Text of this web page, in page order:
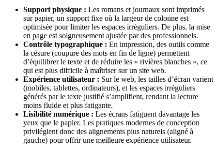
Support physique : Les romans et journaux sont imprimés
sur papier, un support fixe où la largeur de colonne est
optimisée pour limiter les espaces irréguliers. De plus, la mise
en page est soigneusement ajustée par des professionnels.
Contrôle typographique : En impression, des outils comme
la césure (coupure des mots en fin de ligne) permettent
d’équilibrer le texte et de réduire les « rivières blanches », ce
qui est plus difficile à maîtriser sur un site web.
Expérience utilisateur : Sur le web, les tailles d’écran varient
(mobiles, tablettes, ordinateurs), et les espaces irréguliers
générés par le texte justifié s’amplifient, rendant la lecture
moins fluide et plus fatigante.
Lisibilité numérique : Les écrans fatiguent davantage les
yeux que le papier. Les pratiques modernes de conception
privilégient donc des alignements plus naturels (aligné à
gauche) pour offrir une meilleure expérience utilisateur.